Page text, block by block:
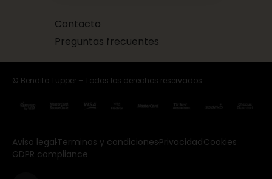
Contacto
Preguntas frecuentes
© Bendito Tupper – Todos los derechos reservados
Aviso legalTerminos y condicionesPrivacidadCookies
GDPR compliance